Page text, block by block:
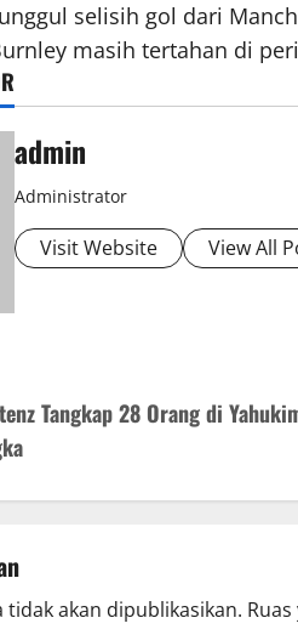
selisih gol dari
masih tertahan di
admin
Administrator
Visit Website View All
Tangkap 28 Orang di
tidak akan dipublikasikan.